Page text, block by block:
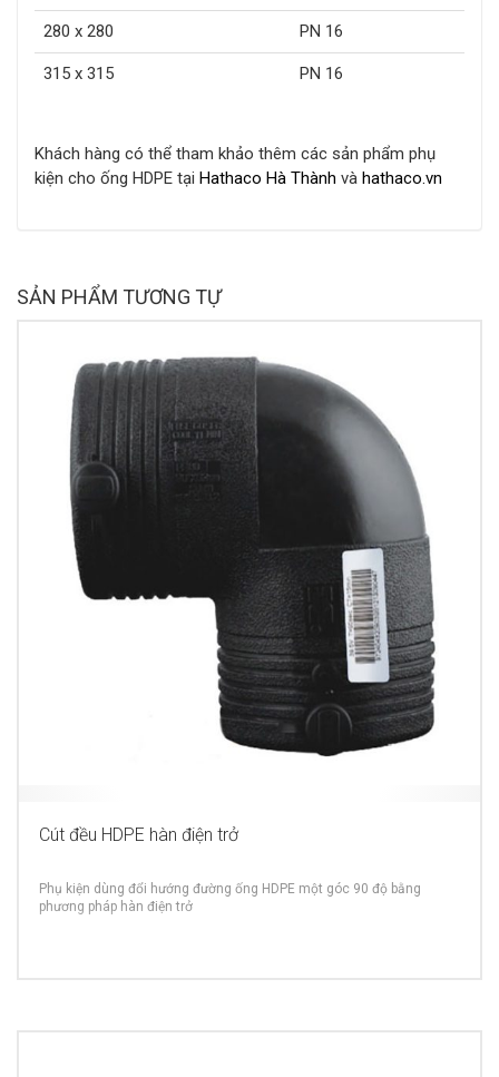
280 x 280 PN 16
315 x 315 PN 16
Khách hàng có thể tham khảo thêm các sản phẩm phụ
kiện cho ống HDPE tại Hathaco Hà Thành và hathaco.vn
SẢN PHẨM TƯƠNG TỰ
Cút đều HDPE hàn điện trở
Phụ kiện dùng đổi hướng đường ống HDPE một góc 90 độ bằng
phương pháp hàn điện trở